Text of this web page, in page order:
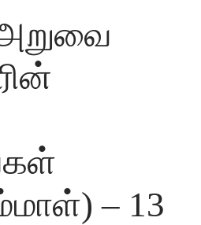
– 13